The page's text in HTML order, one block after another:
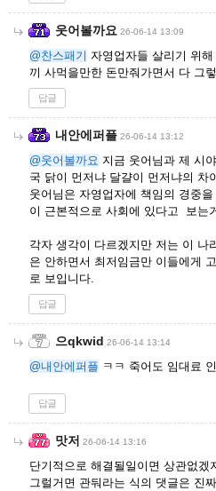
웃어볼까요 26-06-14 13:09
@찬스패기 자영업자들 살리기 위
끼 사먹을만한 돈만줘가면서 다 그
답글
내안에퍼플 26-06-14 13:12
@웃어볼까요 지금 웃어님과 제 시
국 닭이 먼저냐 달걀이 먼저냐의 차
웃어님은 자영업자에 책임의 경중
이 근본적으로 사회에 있다고 보는
각자 생각이 다르겠지만 저는 이 나
은 안하면서 최저임금만 이들에게
로 보입니다.
답글
으qkwid 26-06-14 13:14
@내안에퍼플 ㅋㅋ 죽어도 임대료
답글
맛저 26-06-14 13:16
단기적으로 해결될일이면 상관없겠
그럴거면 관둬라는 식의 댓글은 진